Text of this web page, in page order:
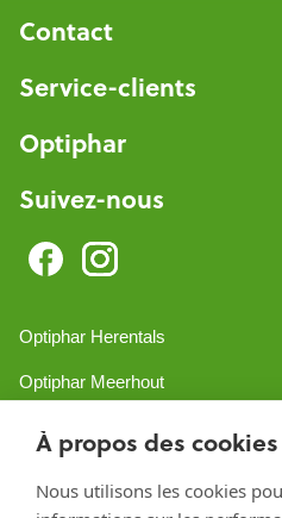
À propos des
Nous utilisons les cookies
Contact
Service-clients
Optiphar
Suivez-nous
Optiphar Herentals
Optiphar Meerhout
Optiphar Geel - Dr. van de